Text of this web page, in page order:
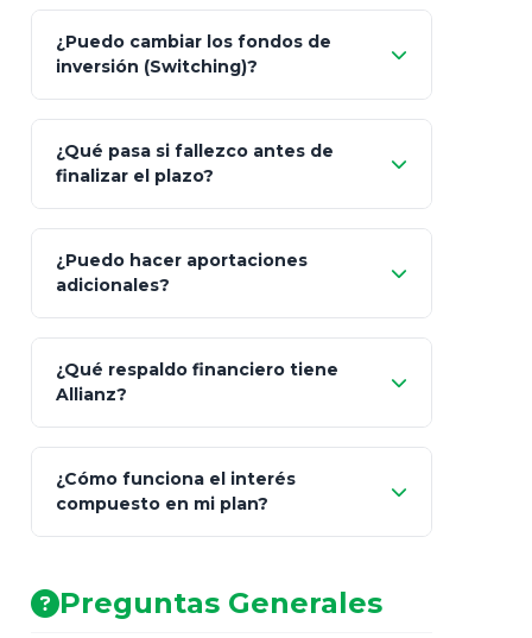
inflación), Dólares o Euros
¿Puedo cambiar los fondos de
inversión (Switching)?
"Switching" (cambio de fondos)
¿Qué pasa si fallezco antes de
finalizar el plazo?
100% a tus
beneficiarios designados
¿Puedo hacer aportaciones
adicionales?
¿Qué respaldo financiero tiene
Allianz?
AA (Muy Fuerte)
¿Cómo funciona el interés
compuesto en mi plan?
Preguntas Generales